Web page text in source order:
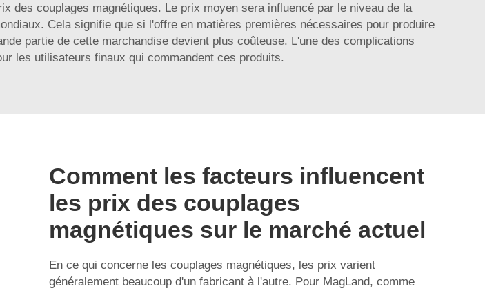
des couplages magnétiques. Le prix moyen sera influencé par le niveau de la
Cela signifie que si l'offre en matières premières nécessaires pour produire
partie de cette marchandise devient plus coûteuse. L'une des complications
les utilisateurs finaux qui commandent ces produits.
Comment les facteurs influencent
les prix des couplages
magnétiques sur le marché actuel
En ce qui concerne les couplages magnétiques, les prix varient
généralement beaucoup d'un fabricant à l'autre. Pour MagLand, comme